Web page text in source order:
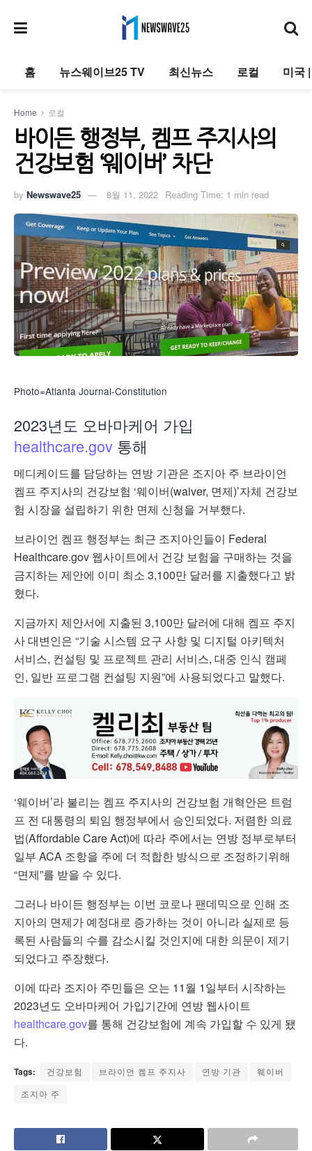
홈 뉴스웨이브25 TV 최신뉴스 로컬 미국
Home 로컬
바이든 행정부, 켐프 주지사의
건강보험 ‘웨이버’ 차단
by Newswave25 8월 11, 2022 Reading Time: 1 min read
Photo=Atlanta Journal-Constitution
2023년도 오바마케어 가입
healthcare.gov 통해
메디케이드를 담당하는 연방 기관은 조지아 주 브라이언
켐프 주지사의 건강보험 ‘웨이버(waiver, 면제)’자체 건강보
험 시장을 설립하기 위한 면제 신청을 거부했다.
브라이언 켐프 행정부는 최근 조지아인들이 Federal
Healthcare.gov 웹사이트에서 건강 보험을 구매하는 것을
금지하는 제안에 이미 최소 3,100만 달러를 지출했다고 밝
혔다.
지금까지 제안서에 지출된 3,100만 달러에 대해 켐프 주지
사 대변인은 “기술 시스템 요구 사항 및 디지털 아키텍처
서비스, 컨설팅 및 프로젝트 관리 서비스, 대중 인식 캠페
인, 일반 프로그램 컨설팅 지원”에 사용되었다고 말했다.
‘웨이버’라 불리는 켐프 주지사의 건강보험 개혁안은 트럼
프 전 대통령의 퇴임 행정부에서 승인되었다. 저렴한 의료
법(Affordable Care Act)에 따라 주에서는 연방 정부로부터
일부 ACA 조항을 주에 더 적합한 방식으로 조정하기위해
“면제”를 받을 수 있다.
그러나 바이든 행정부는 이번 코로나 팬데믹으로 인해 조
지아의 면제가 예정대로 증가하는 것이 아니라 실제로 등
록된 사람들의 수를 감소시킬 것인지에 대한 의문이 제기
되었다고 주장했다.
이에 따라 조지아 주민들은 오는 11월 1일부터 시작하는
2023년도 오바마케어 가입기간에 연방 웹사이트
healthcare.gov를 통해 건강보험에 계속 가입할 수 있게 됐
다.
Tags: 건강보험 브라이언 켐프 주지사 연방 기관
웨이버
조지아 주